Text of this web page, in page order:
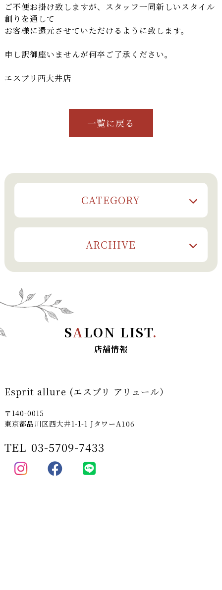
ご不便お掛け致しますが、スタッフ一同新しいスタイル
創りを通して
お客様に還元させていただけるように致します。
申し訳御座いませんが何卒ご了承ください。
エスプリ西大井店
一覧に戻る
CATEGORY
ARCHIVE
SALON LIST.
店舗情報
Esprit allure (エスプリ アリュール）
〒140-0015
東京都品川区西大井1-1-1 JタワーA106
TEL 03-5709-7433